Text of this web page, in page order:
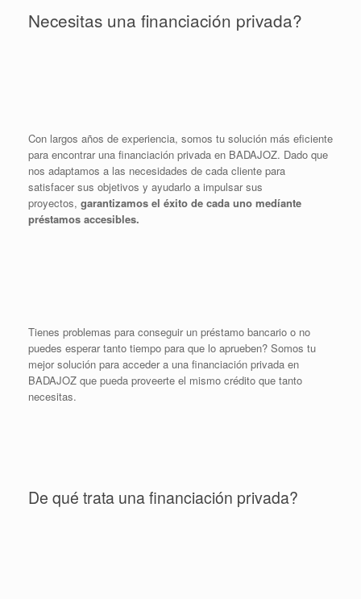
Necesitas una financiación privada?
Con largos años de experiencia, somos tu solución más eficiente
para encontrar una financiación privada en BADAJOZ. Dado que
nos adaptamos a las necesidades de cada cliente para
satisfacer sus objetivos y ayudarlo a impulsar sus
proyectos, garantizamos el éxito de cada uno medíante
préstamos accesibles.
Tienes problemas para conseguir un préstamo bancario o no
puedes esperar tanto tiempo para que lo aprueben? Somos tu
mejor solución para acceder a una financiación privada en
BADAJOZ que pueda proveerte el mismo crédito que tanto
necesitas.
De qué trata una financiación privada?